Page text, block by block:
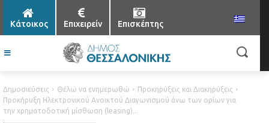
Κάτοικος Επιχειρείν Επισκέπτης
Δημοσιεύσεις Θέλω να ενημερωθώ
Προκηρύξεις και Διακηρύξεις
Προκήρυξη Ηλεκτρονικού Ανοικτού Διαγωνισμού άνω των ορίων για
την χρηματοδοτική μίσθωση (leasing)...